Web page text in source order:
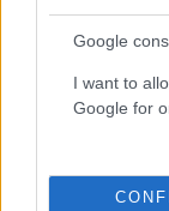
Google
I want to
Google for